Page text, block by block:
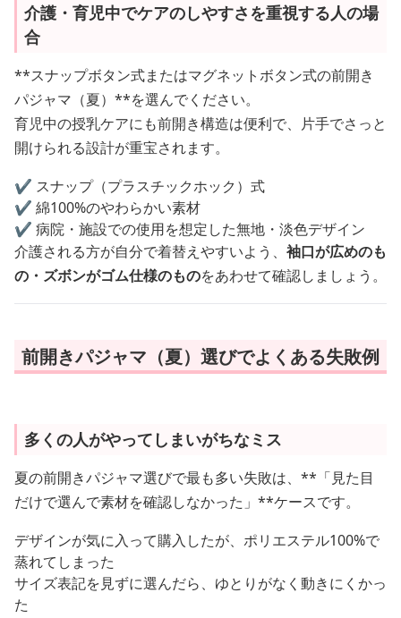
介護・育児中でケアのしやすさを重視する人の場
合
**スナップボタン式またはマグネットボタン式の前開き
パジャマ（夏）**を選んでください。
育児中の授乳ケアにも前開き構造は便利で、片手でさっと
開けられる設計が重宝されます。
✔ スナップ（プラスチックホック）式
✔ 綿100%のやわらかい素材
✔ 病院・施設での使用を想定した無地・淡色デザイン
介護される方が自分で着替えやすいよう、 袖口が広めのも
の・ズボンがゴム仕様のものをあわせて確認しましょう。
前開きパジャマ（夏）選びでよくある失敗例
多くの人がやってしまいがちなミス
夏の前開きパジャマ選びで最も多い失敗は、**「見た目
だけで選んで素材を確認しなかった」**ケースです。
デザインが気に入って購入したが、ポリエステル100%で
蒸れてしまった
サイズ表記を見ずに選んだら、ゆとりがなく動きにくかっ
た